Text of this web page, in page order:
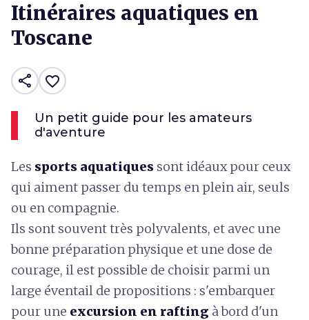
Itinéraires aquatiques en
Toscane
share favorite_border
Un petit guide pour les amateurs
d'aventure
Les sports aquatiques sont idéaux pour ceux
qui aiment passer du temps en plein air, seuls
ou en compagnie.
Ils sont souvent très polyvalents, et avec une
bonne préparation physique et une dose de
courage, il est possible de choisir parmi un
large éventail de propositions : s'embarquer
pour une excursion en rafting à bord d'un